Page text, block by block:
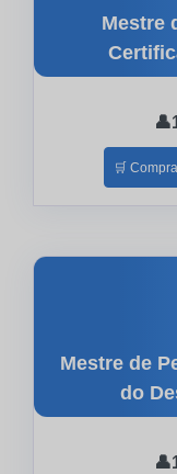
Mestre
👤
🛒
Mestre de
do
👤